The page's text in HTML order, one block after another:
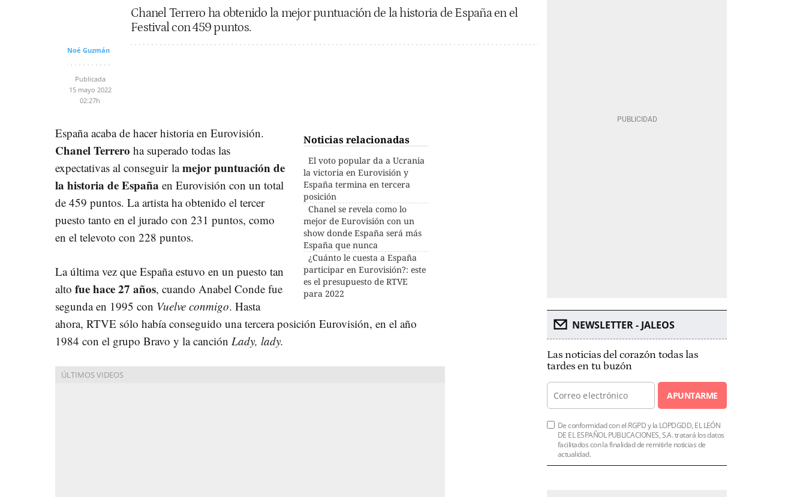
Chanel Terrero ha obtenido la mejor puntuación de la historia de España en el
Festival con 459 puntos.
Noé Guzmán
Publicada
15 mayo 2022
02:27h
Noticias relacionadas
El voto popular da a Ucrania
la victoria en Eurovisión y
España termina en tercera
posición
Chanel se revela como lo
mejor de Eurovisión con un
show donde España será más
España que nunca
¿Cuánto le cuesta a España
participar en Eurovisión?: este
es el presupuesto de RTVE
para 2022
España acaba de hacer historia en Eurovisión.
Chanel Terrero ha superado todas las
expectativas al conseguir lamejor puntuación de
la historia de España en Eurovisión con un total
de 459 puntos. La artista ha obtenido el tercer
puesto tanto en el jurado con 231 puntos, como
en el televoto con 228 puntos.
La última vez que España estuvo en un puesto tan
alto fue hace 27 años, cuando Anabel Conde fue
segunda en 1995 con Vuelve conmigo. Hasta
ahora, RTVE sólo había conseguido una tercera posición Eurovisión, en el año
1984 con el grupo Bravo y la canción Lady, lady.
NEWSLETTER - JALEOS
Las noticias del corazón todas las
tardes en tu buzón
APUNTARME
De conformidad con el RGPD y la LOPDGDD, EL LEÓN
DE EL ESPAÑOL PUBLICACIONES, S.A. tratará los datos
facilitados con la finalidad de remitirle noticias de
actualidad.